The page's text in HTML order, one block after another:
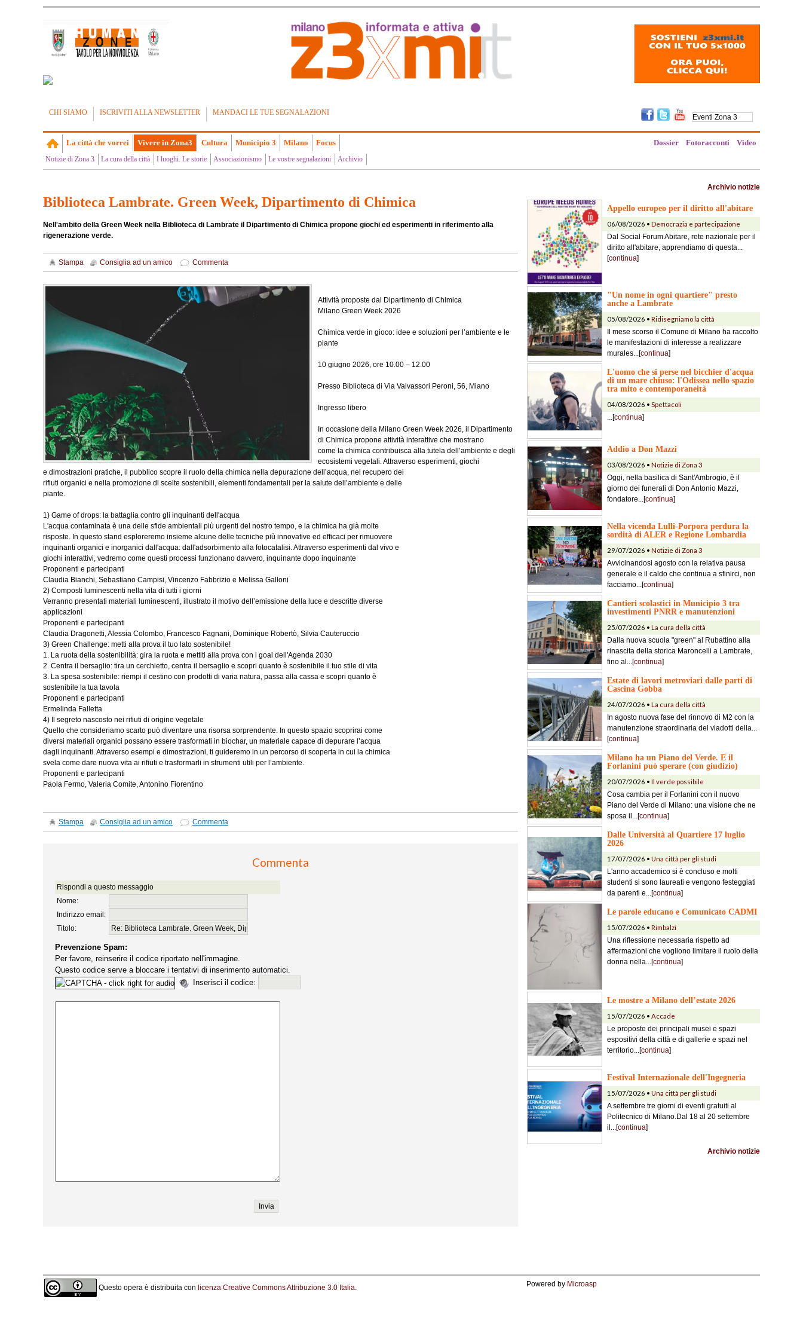
CHI SIAMO ISCRIVITI ALLA NEWSLETTER MANDACI LE TUE SEGNALAZIONI
La città che vorrei Vivere in Zona3 Cultura Municipio 3 Milano Focus Dossier Fotoracconti Video
Notizie di Zona 3 La cura della città I luoghi. Le storie Associazionismo Le vostre segnalazioni Archivio
Biblioteca Lambrate. Green Week, Dipartimento di Chimica
Nell'ambito della Green Week nella Biblioteca di Lambrate il Dipartimento di Chimica propone giochi ed esperimenti in riferimento alla
rigenerazione verde.
Stampa Consiglia ad un amico Commenta
Attività proposte dal Dipartimento di Chimica
Milano Green Week 2026
Chimica verde in gioco: idee e soluzioni per l’ambiente e le
piante
10 giugno 2026, ore 10.00 – 12.00
Presso Biblioteca di Via Valvassori Peroni, 56, Miano
Ingresso libero
In occasione della Milano Green Week 2026, il Dipartimento
di Chimica propone attività interattive che mostrano
come la chimica contribuisca alla tutela dell’ambiente e degli
ecosistemi vegetali. Attraverso esperimenti, giochi
e dimostrazioni pratiche, il pubblico scopre il ruolo della chimica nella depurazione dell’acqua, nel recupero dei
rifiuti organici e nella promozione di scelte sostenibili, elementi fondamentali per la salute dell’ambiente e delle
piante.
1) Game of drops: la battaglia contro gli inquinanti dell'acqua
L'acqua contaminata è una delle sfide ambientali più urgenti del nostro tempo, e la chimica ha già molte
risposte. In questo stand esploreremo insieme alcune delle tecniche più innovative ed efficaci per rimuovere
inquinanti organici e inorganici dall'acqua: dall'adsorbimento alla fotocatalisi. Attraverso esperimenti dal vivo e
giochi interattivi, vedremo come questi processi funzionano davvero, inquinante dopo inquinante
Proponenti e partecipanti
Claudia Bianchi, Sebastiano Campisi, Vincenzo Fabbrizio e Melissa Galloni
2) Composti luminescenti nella vita di tutti i giorni
Verranno presentati materiali luminescenti, illustrato il motivo dell’emissione della luce e descritte diverse
applicazioni
Proponenti e partecipanti
Claudia Dragonetti, Alessia Colombo, Francesco Fagnani, Dominique Robertò, Silvia Cauteruccio
3) Green Challenge: metti alla prova il tuo lato sostenibile!
1. La ruota della sostenibilità: gira la ruota e mettiti alla prova con i goal dell'Agenda 2030
2. Centra il bersaglio: tira un cerchietto, centra il bersaglio e scopri quanto è sostenibile il tuo stile di vita
3. La spesa sostenibile: riempi il cestino con prodotti di varia natura, passa alla cassa e scopri quanto è
sostenibile la tua tavola
Proponenti e partecipanti
Ermelinda Falletta
4) Il segreto nascosto nei rifiuti di origine vegetale
Quello che consideriamo scarto può diventare una risorsa sorprendente. In questo spazio scoprirai come
diversi materiali organici possano essere trasformati in biochar, un materiale capace di depurare l’acqua
dagli inquinanti. Attraverso esempi e dimostrazioni, ti guideremo in un percorso di scoperta in cui la chimica
svela come dare nuova vita ai rifiuti e trasformarli in strumenti utili per l’ambiente.
Proponenti e partecipanti
Paola Fermo, Valeria Comite, Antonino Fiorentino
Stampa Consiglia ad un amico Commenta
Commenta
Rispondi a questo messaggio
Nome:
Indirizzo email:
Titolo:
Prevenzione Spam:
Per favore, reinserire il codice riportato nell'immagine.
Questo codice serve a bloccare i tentativi di inserimento automatici.
Inserisci il codice:
Archivio notizie
Appello europeo per il diritto all'abitare
06/08/2026 • Democrazia e partecipazione
Dal Social Forum Abitare, rete nazionale per il
diritto all'abitare, apprendiamo di questa...
[continua]
"Un nome in ogni quartiere" presto
anche a Lambrate
05/08/2026 • Ridisegniamo la città
Il mese scorso il Comune di Milano ha raccolto
le manifestazioni di interesse a realizzare
murales...[continua]
L'uomo che si perse nel bicchier d'acqua
di un mare chiuso: l'Odissea nello spazio
tra mito e contemporaneità
04/08/2026 • Spettacoli
...[continua]
Addio a Don Mazzi
03/08/2026 • Notizie di Zona 3
Oggi, nella basilica di Sant'Ambrogio, è il
giorno dei funerali di Don Antonio Mazzi,
fondatore...[continua]
Nella vicenda Lulli-Porpora perdura la
sordità di ALER e Regione Lombardia
29/07/2026 • Notizie di Zona 3
Avvicinandosi agosto con la relativa pausa
generale e il caldo che continua a sfinirci, non
facciamo...[continua]
Cantieri scolastici in Municipio 3 tra
investimenti PNRR e manutenzioni
25/07/2026 • La cura della città
Dalla nuova scuola "green" al Rubattino alla
rinascita della storica Maroncelli a Lambrate,
fino al...[continua]
Estate di lavori metroviari dalle parti di
Cascina Gobba
24/07/2026 • La cura della città
In agosto nuova fase del rinnovo di M2 con la
manutenzione straordinaria dei viadotti della...
[continua]
Milano ha un Piano del Verde. E il
Forlanini può sperare (con giudizio)
20/07/2026 • Il verde possibile
Cosa cambia per il Forlanini con il nuovo
Piano del Verde di Milano: una visione che ne
sposa il...[continua]
Dalle Università al Quartiere 17 luglio
2026
17/07/2026 • Una città per gli studi
L'anno accademico si è concluso e molti
studenti si sono laureati e vengono festeggiati
da parenti e...[continua]
Le parole educano e Comunicato CADMI
15/07/2026 • Rimbalzi
Una riflessione necessaria rispetto ad
affermazioni che vogliono limitare il ruolo della
donna nella...[continua]
Le mostre a Milano dell’estate 2026
15/07/2026 • Accade
Le proposte dei principali musei e spazi
espositivi della città e di gallerie e spazi nel
territorio...[continua]
Festival Internazionale dell'Ingegneria
15/07/2026 • Una città per gli studi
A settembre tre giorni di eventi gratuiti al
Politecnico di Milano.Dal 18 al 20 settembre
il...[continua]
Archivio notizie
Questo opera è distribuita con licenza Creative Commons Attribuzione 3.0 Italia Powered by Microasp